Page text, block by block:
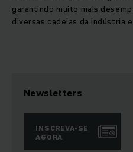
garantindo muito mais
diversas cadeias da indústria
Newsletters
INSCREVA-SE
AGORA